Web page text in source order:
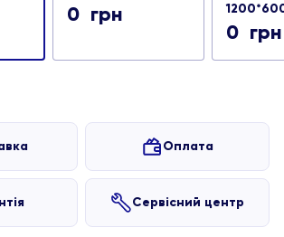
0 грн
0 грн
Оплата
Сервісний центр